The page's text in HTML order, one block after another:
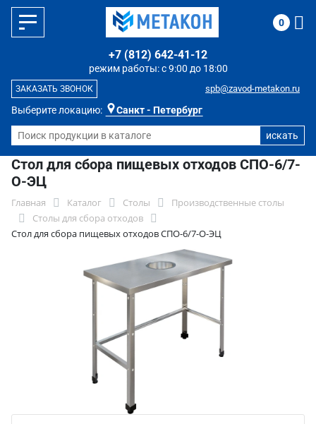
Выберите локацию: Санкт - Петербург
режим работы: с 9:00 до 18:00
+7 (812) 642-41-12
spb@zavod-metakon.ru
ЗАКАЗАТЬ ЗВОНОК
0
Стол для сбора пищевых отходов СПО-6/7-
О-ЭЦ
Главная Каталог Столы
Производственные столы
Столы для сбора отходов
Стол для сбора пищевых отходов СПО-6/7-О-ЭЦ